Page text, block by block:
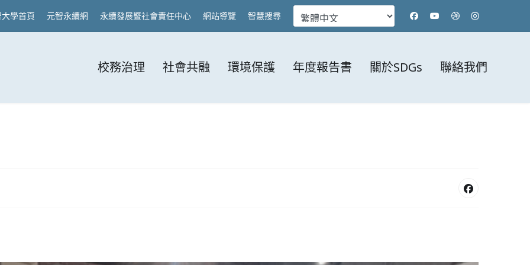
學首頁 元智永續網 永續發展暨社會責任中心 網站導覽 智慧搜尋
校務治理 社會共融 環境保護 年度報告書 關於SDGs 聯絡我們